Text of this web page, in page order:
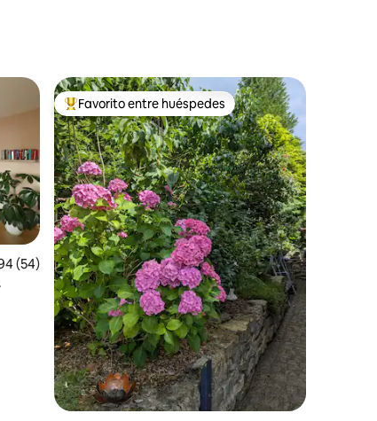
promedio: 4,94 de 5. 54 evaluaciones
(54)
Favorito entre los huéspedes más destacados
Favorito entre huéspedes